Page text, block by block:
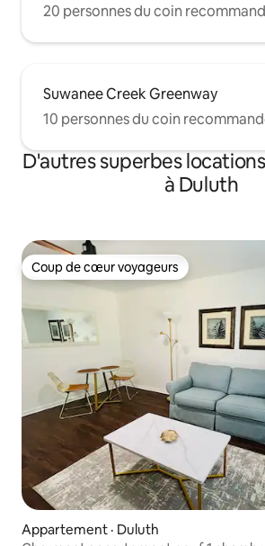
20 personnes du coin
Suwanee Creek Greenway
10 personnes du coin
D'autres superbes
à Duluth
Coup de cœur voyageurs
Coup de cœur voyageurs
Appartement · Duluth